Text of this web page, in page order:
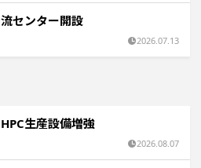
センター開設
2026.07.13
生産設備増強
2026.08.07